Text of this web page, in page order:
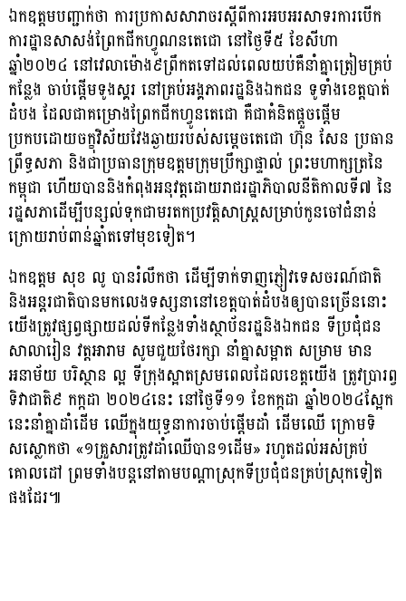
ឯកឧត្តមបញ្ជាក់ថា ការប្រកាសសារាចរស្តីពីការអបអរសាទរការបើក
ការដ្ឋានសាសង់ព្រែកជីកហ្វូណនតេជោ នៅថ្ងៃទី៥ ខែសីហា
ឆ្នាំ២០២៤ នៅវេលាម៉ោង៩ព្រឹកតទៅដល់ពេលយប់គឺនាំគ្នាត្រៀមគ្រប់
កន្លែង ចាប់ផ្តើមទូងស្គរ នៅគ្រប់អង្គភាពរដ្ឋនិងឯកជន ទូទាំងខេត្តបាត់
ដំបង ដែលជាគម្រោងព្រែកជីកហ្វូនតេជោ គឺជាគំនិតផ្តួចផ្តើម
ប្រកបដោយចក្ខុវិស័យវែងឆ្ងាយរបស់សម្តេចតេជោ ហ៊ុន សែន ប្រធាន
ព្រឹទ្ធសភា និងជាប្រធានក្រុមឧត្តមក្រុមប្រឹក្សាផ្ទាល់ ព្រះមហាក្សត្រនៃ
កម្ពុជា ហើយបាននិងកំពុងអនុវត្តដោយរាជរដ្ឋាភិបាលនីតិកាលទី៧ នៃ
រដ្ឋសភាដើម្បីបន្សល់ទុកជាមរតកប្រវត្តិសាស្រ្តសម្រាប់កូនចៅជំនាន់
ក្រោយរាប់ពាន់ឆ្នាំតទៅមុខទៀត។
ឯកឧត្តម សុខ លូ បានរំលឹកថា ដើម្បីទាក់ទាញភ្ញៀវទេសចរណ៍ជាតិ
និងអន្តរជាតិបានមកលេងទស្សនានៅខេត្តបាត់ដំបងឲ្យបានច្រើននោះ
យើងត្រូវផ្សព្វផ្សាយដល់ទីកន្លែងទាំងស្ថាប័នរដ្ឋនិងឯកជន ទីប្រជុំជន
សាលារៀន វត្តអារាម សូមជួយថែរក្សា នាំគ្នាសម្អាត សម្រាម មាន
អនាម័យ បរិស្ថាន ល្អ ទីក្រុងស្អាតស្រមពេលដែលខេត្តយើង ត្រូវប្រារព្វ
ទិវាជាតិ៩ កក្កដា ២០២៤នេះ នៅថ្ងៃទី១១ ខែកក្កដា ឆ្នាំ២០២៤ស្អែក
នេះនាំគ្នាដាំដើម ឈើក្នុងយុទ្ធនាការចាប់ផ្តើមដាំ ដើមឈើ ក្រោមទិ
សស្លោកថា «១គ្រួសារត្រូវដាំឈើបាន១ដើម» រហូតដល់អស់គ្រប់
គោលដៅ ព្រមទាំងបន្តនៅតាមបណ្តាស្រុកទីប្រជុំជនគ្រប់ស្រុកទៀត
ផងដែរ៕